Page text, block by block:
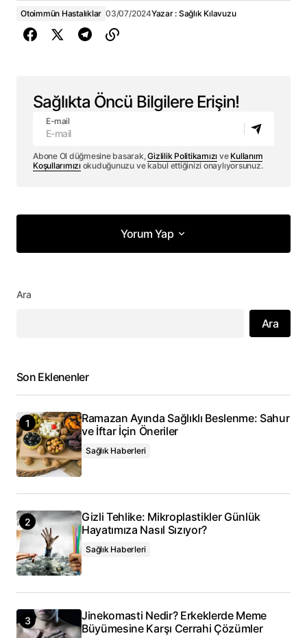
Otoimmün Hastalıklar 03/07/2024Yazar : Sağlık Kılavuzu
Sağlıkta Öncü Bilgilere Erişin!
E-mail
Abone Ol düğmesine basarak,Gizlilik Politikamızı ve Kullanım
Koşullarımızıokuduğunuzu ve kabul ettiğinizi onaylıyorsunuz.
Yorum Yap
Yorum Yap
Adınız*
E-posta adresiniz*
Daha sonraki yorumlarımda kullanılması için adım, e-
posta adresim ve site adresim bu tarayıcıya
kaydedilsin.
Yorum Gönder
Ara
Ara
Son Eklenenler
Ramazan Ayında Sağlıklı Beslenme: Sahur
ve İftar İçin Öneriler
Sağlık Haberleri
Gizli Tehlike: Mikroplastikler Günlük
Hayatımıza Nasıl Sızıyor?
Sağlık Haberleri
Jinekomasti Nedir? Erkeklerde Meme
Büyümesine Karşı Cerrahi Çözümler